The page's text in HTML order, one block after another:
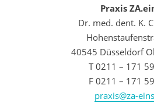
Praxis
Dr. med. dent. K.
40545 Düsseldorf
T 0211 – 171
F 0211 – 171
praxis@za-